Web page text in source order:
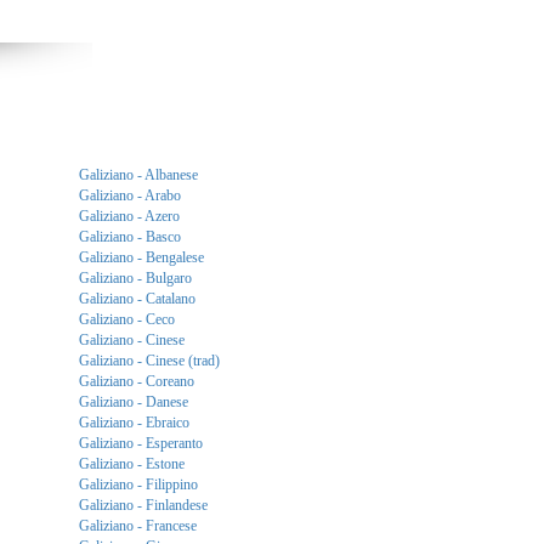
Galiziano - Albanese
Galiziano - Arabo
Galiziano - Azero
Galiziano - Basco
Galiziano - Bengalese
Galiziano - Bulgaro
Galiziano - Catalano
Galiziano - Ceco
Galiziano - Cinese
Galiziano - Cinese (trad)
Galiziano - Coreano
Galiziano - Danese
Galiziano - Ebraico
Galiziano - Esperanto
Galiziano - Estone
Galiziano - Filippino
Galiziano - Finlandese
Galiziano - Francese